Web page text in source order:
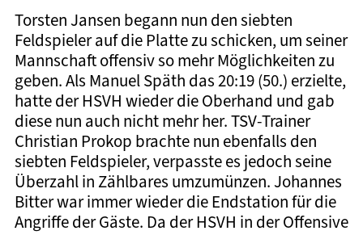
Torsten Jansen begann nun den siebten
Feldspieler auf die Platte zu schicken, um seiner
Mannschaft offensiv so mehr Möglichkeiten zu
geben. Als Manuel Späth das 20:19 (50.) erzielte,
hatte der HSVH wieder die Oberhand und gab
diese nun auch nicht mehr her. TSV-Trainer
Christian Prokop brachte nun ebenfalls den
siebten Feldspieler, verpasste es jedoch seine
Überzahl in Zählbares umzumünzen. Johannes
Bitter war immer wieder die Endstation für die
Angriffe der Gäste. Da der HSVH in der Offensive